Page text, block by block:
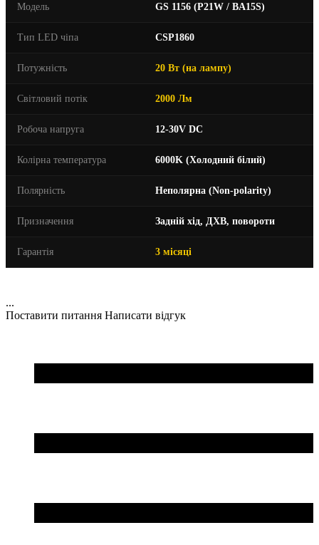
Модель GS 1156 (P21W / BA15S)
Тип LED чіпа CSP1860
Потужність 20 Вт (на лампу)
Світловий потік 2000 Лм
Робоча напруга 12-30V DC
Колірна температура 6000K (Холодний білий)
Полярність Неполярна (Non-polarity)
Призначення Задній хід, ДХВ, повороти
Гарантія 3 місяці
...
Поставити питання Написати відгук